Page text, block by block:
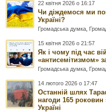
22 квітня 2026 о 16:17
Чи діждемося ми
Україні?
Громадська думка
15 квітня 2026 о 21:57
Як і чому під час
«антисемітизмом»
Громадська думка
14 лютого 2026 о 17:47
Останній шлях
нагоди 165 роковин
Україні